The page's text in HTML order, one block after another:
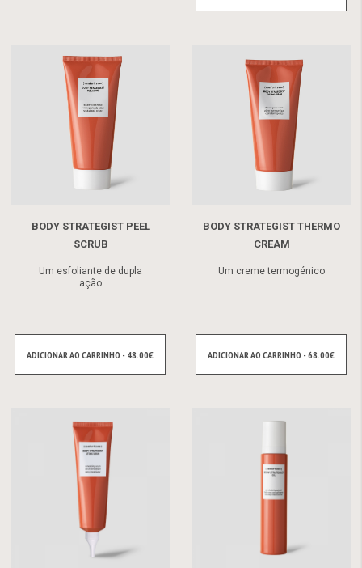
BODY STRATEGIST PEEL
SCRUB
Um esfoliante de dupla
ação
ADICIONAR AO CARRINHO - 48.00€
BODY STRATEGIST THERMO
CREAM
Um creme termogénico
ADICIONAR AO CARRINHO - 68.00€